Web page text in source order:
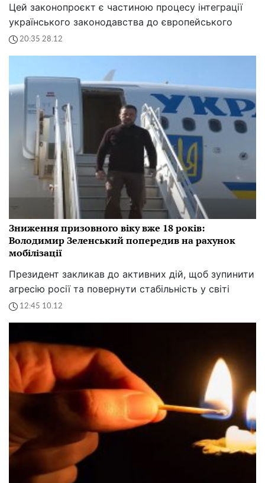
Цей законопроєкт є частиною процесу інтеграції
українського законодавства до європейського
20:35 28.12
Зниження призовного віку вже 18 років:
Володимир Зеленський попередив на рахунок
мобілізації
Президент закликав до активних дій, щоб зупинити
агресію росії та повернути стабільність у світі
12:45 10.12